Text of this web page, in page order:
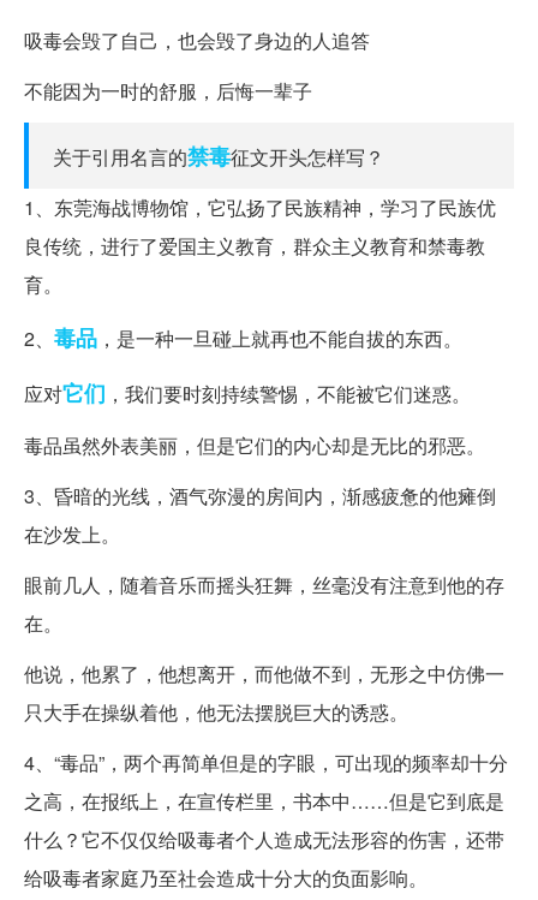
吸毒会毁了自己，也会毁了身边的人追答
不能因为一时的舒服，后悔一辈子
关于引用名言的禁毒征文开头怎样写？
1、东莞海战博物馆，它弘扬了民族精神，学习了民族优
良传统，进行了爱国主义教育，群众主义教育和禁毒教
育。
2、 毒品 ，是一种一旦碰上就再也不能自拔的东西。
应对它们 ，我们要时刻持续警惕，不能被它们迷惑。
毒品虽然外表美丽，但是它们的内心却是无比的邪恶。
3、昏暗的光线，酒气弥漫的房间内，渐感疲惫的他瘫倒
在沙发上。
眼前几人，随着音乐而摇头狂舞，丝毫没有注意到他的存
在。
他说，他累了，他想离开，而他做不到，无形之中仿佛一
只大手在操纵着他，他无法摆脱巨大的诱惑。
4、“毒品”，两个再简单但是的字眼，可出现的频率却十分
之高，在报纸上，在宣传栏里，书本中……但是它到底是
什么？它不仅仅给吸毒者个人造成无法形容的伤害，还带
给吸毒者家庭乃至社会造成十分大的负面影响。